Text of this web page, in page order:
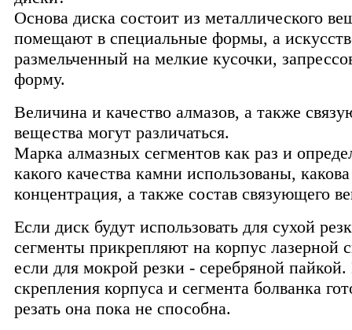
Основа диска состоит из металлического
помещают в специальные формы, а
размельченный на мелкие кусочки,
форму.
Величина и качество алмазов, а также
вещества могут различаться.
Марка алмазных сегментов как раз и
какого качества камни использованы,
концентрация, а также состав связующего
Если диск будут использовать для сухой
сегменты прикрепляют на корпус лазерной
если для мокрой резки - серебряной
скрепления корпуса и сегмента болванка
резать она пока не способна.